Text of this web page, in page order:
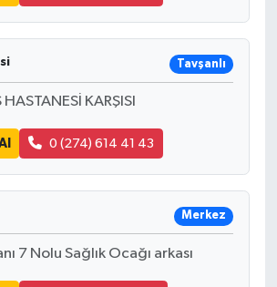
Tavşanlı
HASTANESİ KARŞISI
0 (274) 614 41 43
Merkez
7 Nolu Sağlık Ocağı arkası